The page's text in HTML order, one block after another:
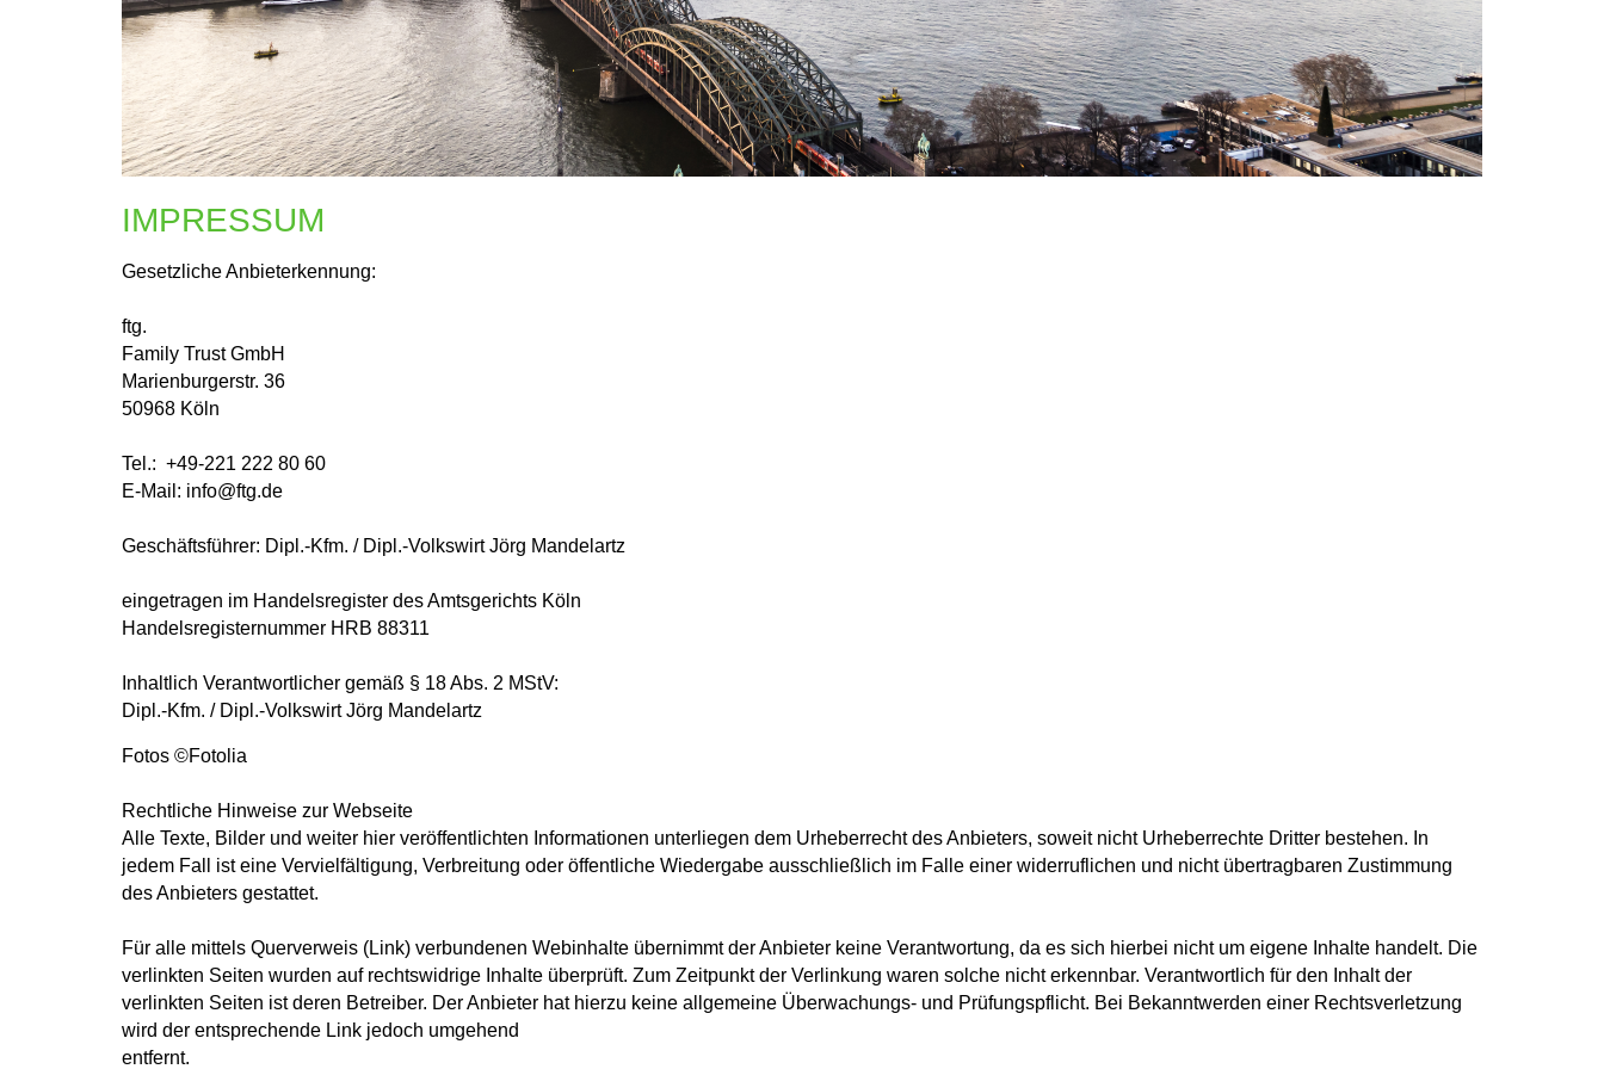
IMPRESSUM
Gesetzliche Anbieterkennung:
ftg.
Family Trust GmbH
Marienburgerstr. 36
50968 Köln
Tel.: +49-221 222 80 60
E-Mail: info@ftg.de
Geschäftsführer: Dipl.-Kfm. / Dipl.-Volkswirt Jörg Mandelartz
eingetragen im Handelsregister des Amtsgerichts Köln
Handelsregisternummer HRB 88311
Inhaltlich Verantwortlicher gemäß § 18 Abs. 2 MStV:
Dipl.-Kfm. / Dipl.-Volkswirt Jörg Mandelartz
Fotos ©Fotolia
Rechtliche Hinweise zur Webseite
Alle Texte, Bilder und weiter hier veröffentlichten Informationen unterliegen dem Urheberrecht des Anbieters, soweit nicht Urheberrechte Dritter bestehen. In
jedem Fall ist eine Vervielfältigung, Verbreitung oder öffentliche Wiedergabe ausschließlich im Falle einer widerruflichen und nicht übertragbaren Zustimmung
des Anbieters gestattet.
Für alle mittels Querverweis (Link) verbundenen Webinhalte übernimmt der Anbieter keine Verantwortung, da es sich hierbei nicht um eigene Inhalte handelt. Die
verlinkten Seiten wurden auf rechtswidrige Inhalte überprüft. Zum Zeitpunkt der Verlinkung waren solche nicht erkennbar. Verantwortlich für den Inhalt der
verlinkten Seiten ist deren Betreiber. Der Anbieter hat hierzu keine allgemeine Überwachungs- und Prüfungspflicht. Bei Bekanntwerden einer Rechtsverletzung
wird der entsprechende Link jedoch umgehend
entfernt.